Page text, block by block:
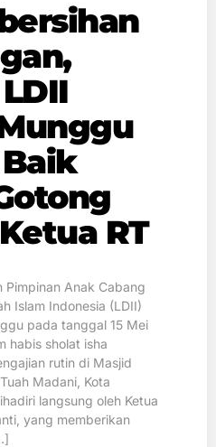
RT
Pimpinan Anak Cabang
Islam Indonesia (LDII)
pada tanggal 15 Mei
habis sholat isha
rutin di Masjid
Madani, Kota
langsung oleh Ketua
yang memberikan